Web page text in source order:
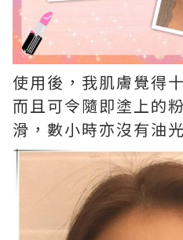
使用後，我肌膚覺得
而且可令隨即塗上的
滑，數小時亦沒有油